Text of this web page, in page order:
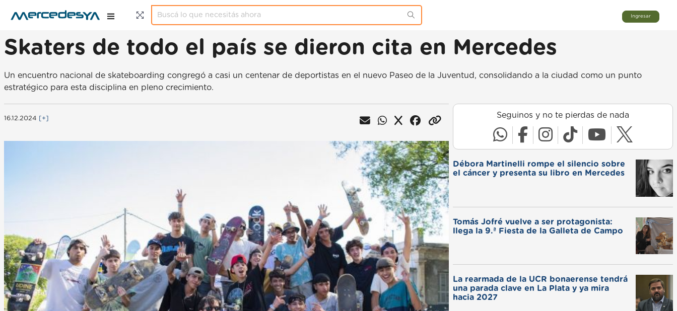
Ingresar
Skaters de todo el país se dieron cita en Mercedes
Un encuentro nacional de skateboarding congregó a casi un centenar de deportistas en el nuevo Paseo de la Juventud, consolidando a la ciudad como un punto
estratégico para esta disciplina en pleno crecimiento.
16.12.2024 [+] Seguinos y no te pierdas de nada
Débora Martinelli rompe el silencio sobre
el cáncer y presenta su libro en Mercedes
Tomás Jofré vuelve a ser protagonista:
llega la 9.ª Fiesta de la Galleta de Campo
La rearmada de la UCR bonaerense tendrá
una parada clave en La Plata y ya mira
hacia 2027